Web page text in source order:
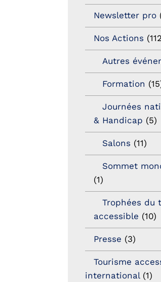
Newsletter pro
Nos Actions
Autres
Formation
Journées
& Handicap (5)
Salons (11)
Sommet
(1)
Trophées du
accessible (10)
Presse (3)
Tourisme
international(1)